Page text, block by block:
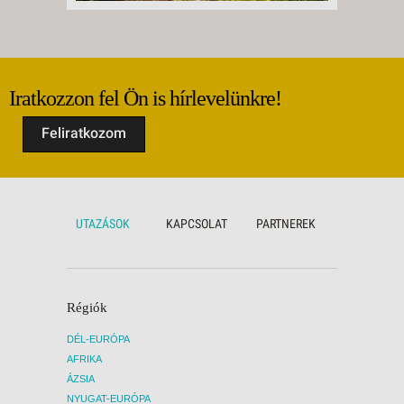
Iratkozzon fel Ön is hírlevelünkre!
Feliratkozom
UTAZÁSOK KAPCSOLAT PARTNEREK
Régiók
DÉL-EURÓPA
AFRIKA
ÁZSIA
NYUGAT-EURÓPA